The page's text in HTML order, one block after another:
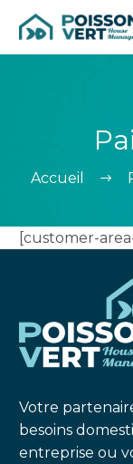
Accueil
[customer-
Votre
besoins
entreprise ou